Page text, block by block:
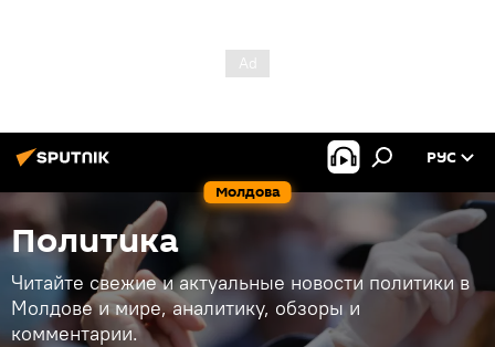
Молдова
РУС
Политика
Читайте свежие и актуальные новости политики в
Молдове и мире, аналитику, обзоры и
комментарии.